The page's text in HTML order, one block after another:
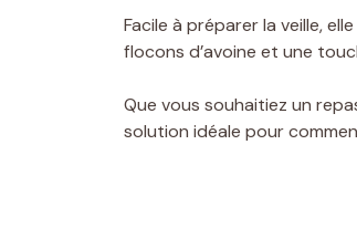
Facile à préparer la veille,
flocons d’avoine et une
Que vous souhaitiez un
solution idéale pour